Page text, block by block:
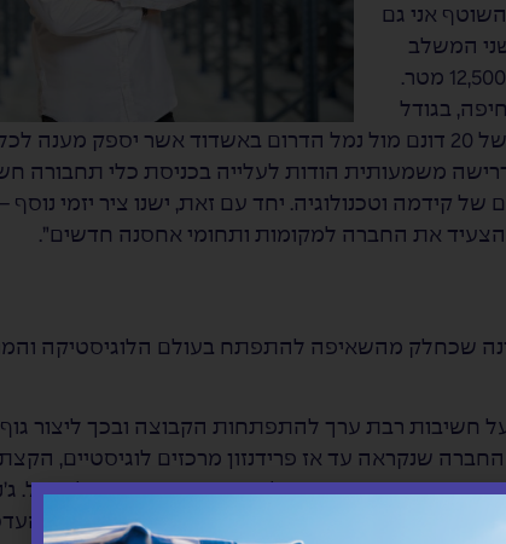
אני גם
המשלב
קידמה ואוטומציה שהוקם בצמוד לנמל אשדוד בגודל של 12,500 מטר.
בגודל
של כ-15,000 מטר. גם זכינו במכרז למרכז לוגיסטי בשטח של 20 דונם מול נמל הדרום באשדוד אשר
משמעותית הודות לעלייה בכניסת כלי תחבורה
של קידמה וטכנולוגיה. יחד עם זאת, ישנו ציר יזמי
את החברה למקומות ותחומי אחסנה חדשים”.
50 שנות פעילות. היא הבינה שכחלק מהשאיפה להתפתח בעולם
חשיבות רבת ערך להתפתחות הקבוצה ובכך ליצור
הביאה איתה מתודולוגיות מאוד ברורות של ניהול.
וכל פן אחר הקשור לאופן העבודה. כך נוצר השם